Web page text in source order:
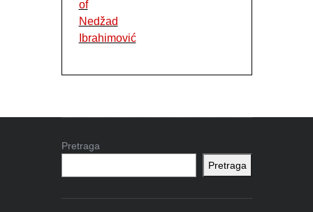
Pretraga
Pretraga